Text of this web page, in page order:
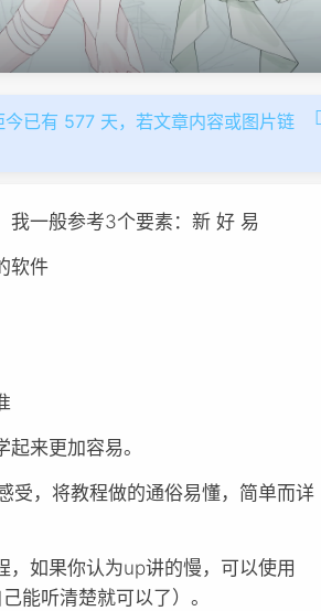
已有 577 天，若文章内容或图片链
我一般参考3个要素：新 好 易
软件
来更加容易。
受，将教程做的通俗易懂，简单而详
，如果你认为up讲的慢，可以使用
能听清楚就可以了）。